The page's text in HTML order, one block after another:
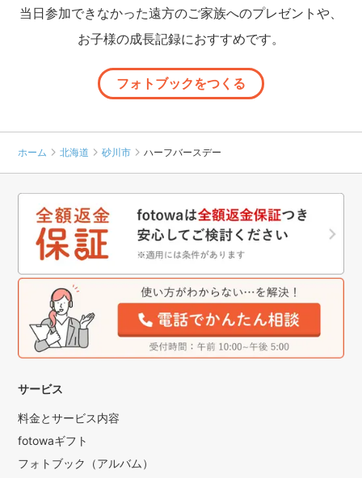
当日参加できなかった遠方のご家族へのプレゼントや、
お子様の成長記録におすすめです。
フォトブックをつくる
ホーム 北海道 砂川市 ハーフバースデー
サービス
料金とサービス内容
fotowaギフト
フォトブック（アルバム）